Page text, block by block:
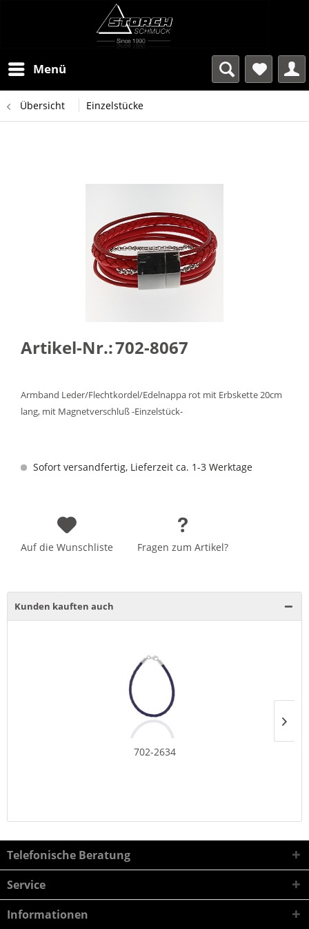
Menü
Übersicht Einzelstücke
Artikel-Nr.:702-8067
Armband Leder/Flechtkordel/Edelnappa rot mit Erbskette 20cm
lang, mit Magnetverschluß -Einzelstück-
Sofort versandfertig, Lieferzeit ca. 1-3 Werktage
Auf die Wunschliste Fragen zum Artikel?
Kunden kauften auch
702-2634
Telefonische Beratung
Service
Informationen